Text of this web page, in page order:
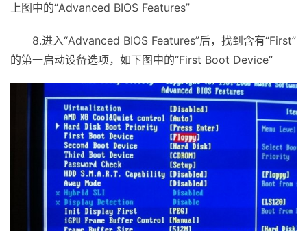
上图中的“Advanced BIOS Features”
8.进入“Advanced BIOS Features”后，找到含有“First”
的第一启动设备选项，如下图中的“First Boot Device”